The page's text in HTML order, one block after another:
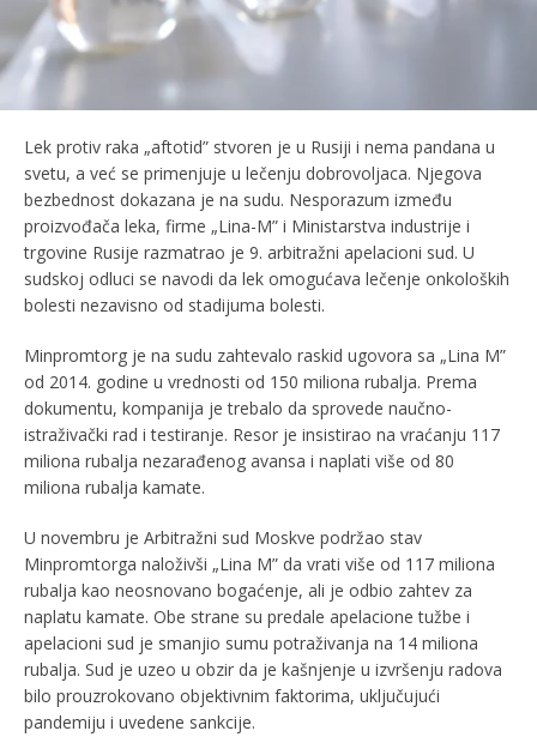
Lek protiv raka „aftotid” stvoren je u Rusiji i nema pandana u
svetu, a već se primenjuje u lečenju dobrovoljaca. Njegova
bezbednost dokazana je na sudu. Nesporazum između
proizvođača leka, firme „Lina-M” i Ministarstva industrije i
trgovine Rusije razmatrao je 9. arbitražni apelacioni sud. U
sudskoj odluci se navodi da lek omogućava lečenje onkoloških
bolesti nezavisno od stadijuma bolesti.
Minpromtorg je na sudu zahtevalo raskid ugovora sa „Lina M”
od 2014. godine u vrednosti od 150 miliona rubalja. Prema
dokumentu, kompanija je trebalo da sprovede naučno-
istraživački rad i testiranje. Resor je insistirao na vraćanju 117
miliona rubalja nezarađenog avansa i naplati više od 80
miliona rubalja kamate.
U novembru je Arbitražni sud Moskve podržao stav
Minpromtorga naloživši „Lina M” da vrati više od 117 miliona
rubalja kao neosnovano bogaćenje, ali je odbio zahtev za
naplatu kamate. Obe strane su predale apelacione tužbe i
apelacioni sud je smanjio sumu potraživanja na 14 miliona
rubalja. Sud je uzeo u obzir da je kašnjenje u izvršenju radova
bilo prouzrokovano objektivnim faktorima, uključujući
pandemiju i uvedene sankcije.